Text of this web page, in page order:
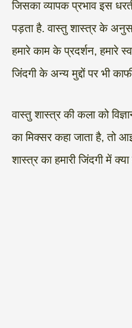
जिसका व्यापक प्रभाव इस
पड़ता है. वास्तु शास्त्र के
हमारे काम के प्रदर्शन, हमारे
जिंदगी के अन्य मुद्दों पर भी
वास्तु शास्त्र की कला को
का मिक्सर कहा जाता है, तो
शास्त्र का हमारी जिंदगी में